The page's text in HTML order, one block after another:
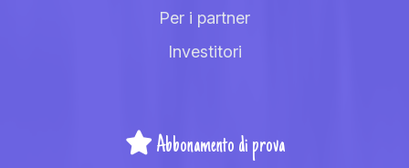
Per i partner
Investitori
Abbonamento di prova